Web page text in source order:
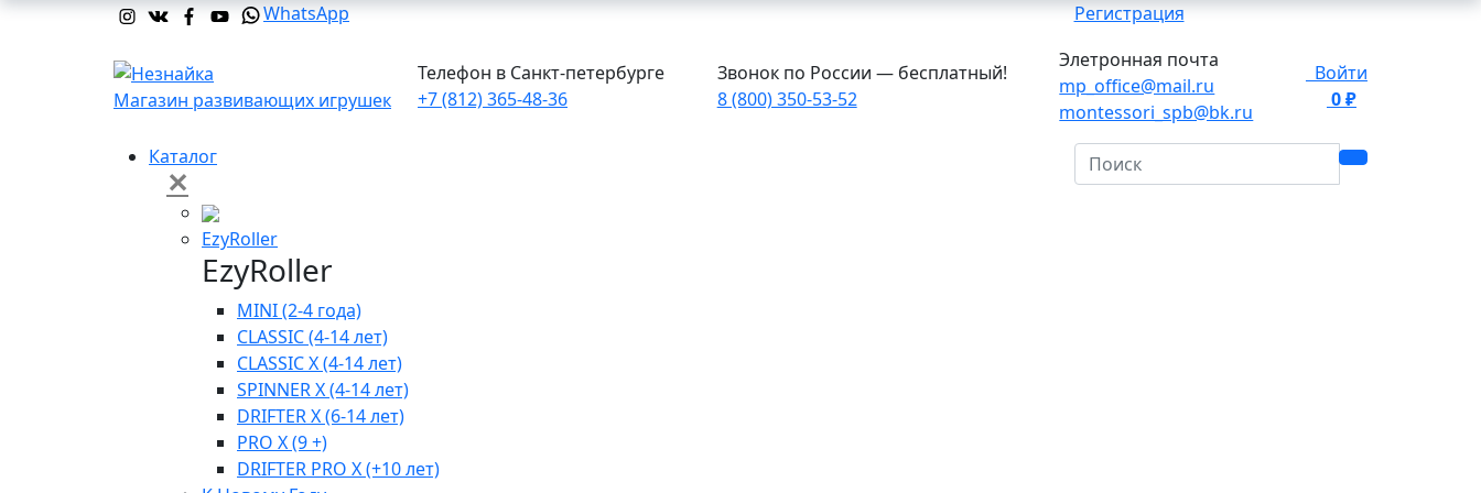
WhatsApp Регистрация
Магазин развивающих игрушек
Телефон в Санкт-петербурге
+7 (812) 365-48-36
Звонок по России — бесплатный!
8 (800) 350-53-52
Элетронная почта
mp_office@mail.ru
montessori_spb@bk.ru
Войти
0 ₽
Каталог
✕
EzyRoller
EzyRoller
MINI (2-4 года)
CLASSIC (4-14 лет)
CLASSIC X (4-14 лет)
SPINNER X (4-14 лет)
DRIFTER X (6-14 лет)
PRO X (9 +)
DRIFTER PRO X (+10 лет)